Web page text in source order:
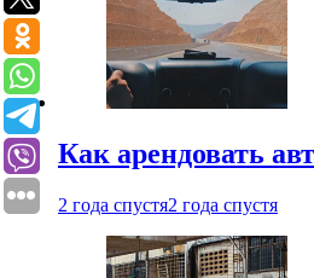
Как арендовать
2 года спустя2 года спустя